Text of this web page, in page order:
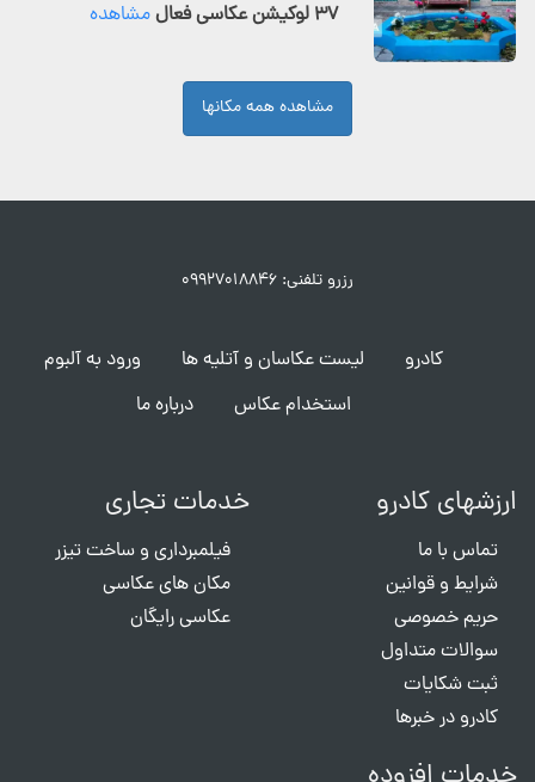
۳۷ لوکیشن عکاسی فعال مشاهده
مشاهده همه مکانها
رزرو تلفنی: ۰۹۹۲۷۰۱۸۸۴۶
کادرو لیست عکاسان و آتلیه ها
ورود به آلبوم
استخدام عکاس
درباره ما
ارزشهای کادرو
تماس با ما
شرایط و قوانین
حریم خصوصی
سوالات متداول
ثبت شکایات
کادرو در خبرها
خدمات تجاری
فیلمبرداری و ساخت تیزر
مکان های عکاسی
عکاسی رایگان